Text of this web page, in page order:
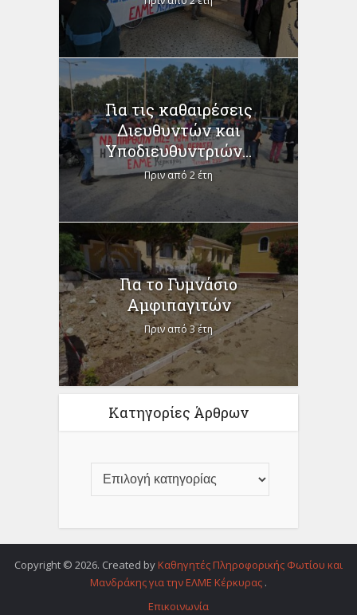
Για τις καθαιρέσεις
Διευθυντών και
Υποδιευθυντριών...
Πριν από 2 έτη
Για το Γυμνάσιο
Αμφιπαγιτών
Πριν από 3 έτη
Κατηγορίες Άρθρων
Copyright © 2026. Created by Καθηγητές Πληροφορικής Φωτίου και
Μανδράκης για την ΕΛΜΕ Κέρκυρας .
Επικοινωνία